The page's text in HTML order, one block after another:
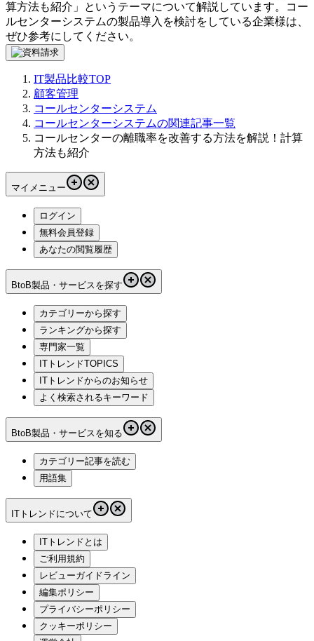
算方法も紹介 」というテーマについて解説しています。
コー
ルセンターシステムの製品導入を検討をしている企業様は、
ぜひ参考にしてください。
IT製品比較TOP
顧客管理
コールセンターシステム
コールセンターシステムの関連記事一覧
コールセンターの離職率を改善する方法を解説！計算
方法も紹介
マイメニュー
ログイン
無料会員登録
あなたの閲覧履歴
BtoB製品・サービスを探す
カテゴリーから探す
ランキングから探す
専門家一覧
ITトレンドTOPICS
ITトレンドからのお知らせ
よく検索されるキーワード
BtoB製品・サービスを知る
カテゴリー記事を読む
用語集
ITトレンドについて
ITトレンドとは
ご利用規約
レビューガイドライン
編集ポリシー
プライバシーポリシー
クッキーポリシー